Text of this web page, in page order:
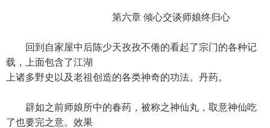
第六章 倾心交谈师娘终归心
回到自家屋中后陈少天孜孜不倦的看起了宗门的各种记
载，上面包含了江湖
上诸多野史以及老祖创造的各类神奇的功法。丹药。
辟如之前师娘所中的春药，被称之神仙丸，取意神仙吃
了也要完之意。效果